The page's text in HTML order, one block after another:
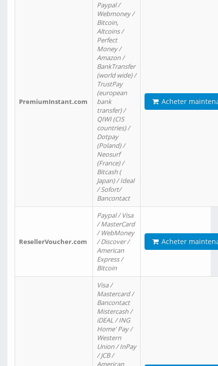
PremiumInstant.com
Paypal /
Webmoney /
Bitcoin,
Altcoins /
Perfect
Money /
Amazon /
BankTransfer
(world wide) /
TrustPay
(european
bank
transfer) /
QIWI (CIS
countries) /
Dotpay
(Poland) /
Neosurf
(France) /
Bitcash (
Japan) / Ideal
/ Sofort/
Bancontact
Acheter
ResellerVoucher.com
Paypal / Visa
/ MasterCard
/ WebMoney
/ Discover /
American
Express /
Bitcoin
Acheter
Visa /
Mastercard /
Bancontact
Mistercash /
iDEAL / ING
Home' Pay /
Western
Union / InPay
/ JCB /
American